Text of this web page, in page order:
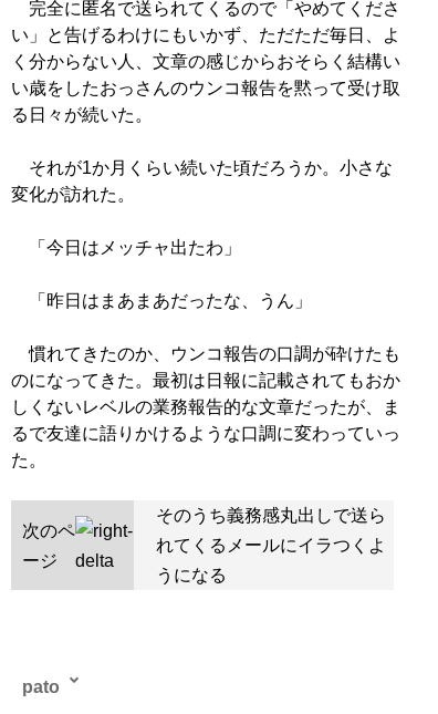
完全に匿名で送られてくるので「やめてくださ
い」と告げるわけにもいかず、ただただ毎日、よ
く分からない人、文章の感じからおそらく結構い
い歳をしたおっさんのウンコ報告を黙って受け取
る日々が続いた。
それが1か月くらい続いた頃だろうか。小さな
変化が訪れた。
「今日はメッチャ出たわ」
「昨日はまあまあだったな、うん」
慣れてきたのか、ウンコ報告の口調が砕けたも
のになってきた。最初は日報に記載されてもおか
しくないレベルの業務報告的な文章だったが、ま
るで友達に語りかけるような口調に変わっていっ
た。
次のペ
ージ
そのうち義務感丸出しで送ら
れてくるメールにイラつくよ
うになる
pato